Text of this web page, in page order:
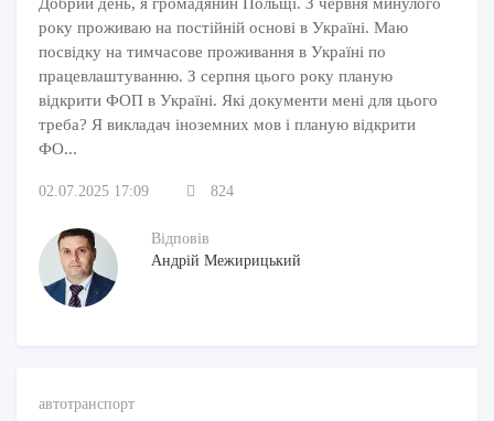
року проживаю на постійній основі в Україні. Маю
посвідку на тимчасове проживання в Україні по
працевлаштуванню. З серпня цього року планую
відкрити ФОП в Україні. Які документи мені для цього
треба? Я викладач іноземних мов і планую відкрити
ФО...
02.07.2025 17:09 824
Відповів
Андрій Межирицький
автотранспорт